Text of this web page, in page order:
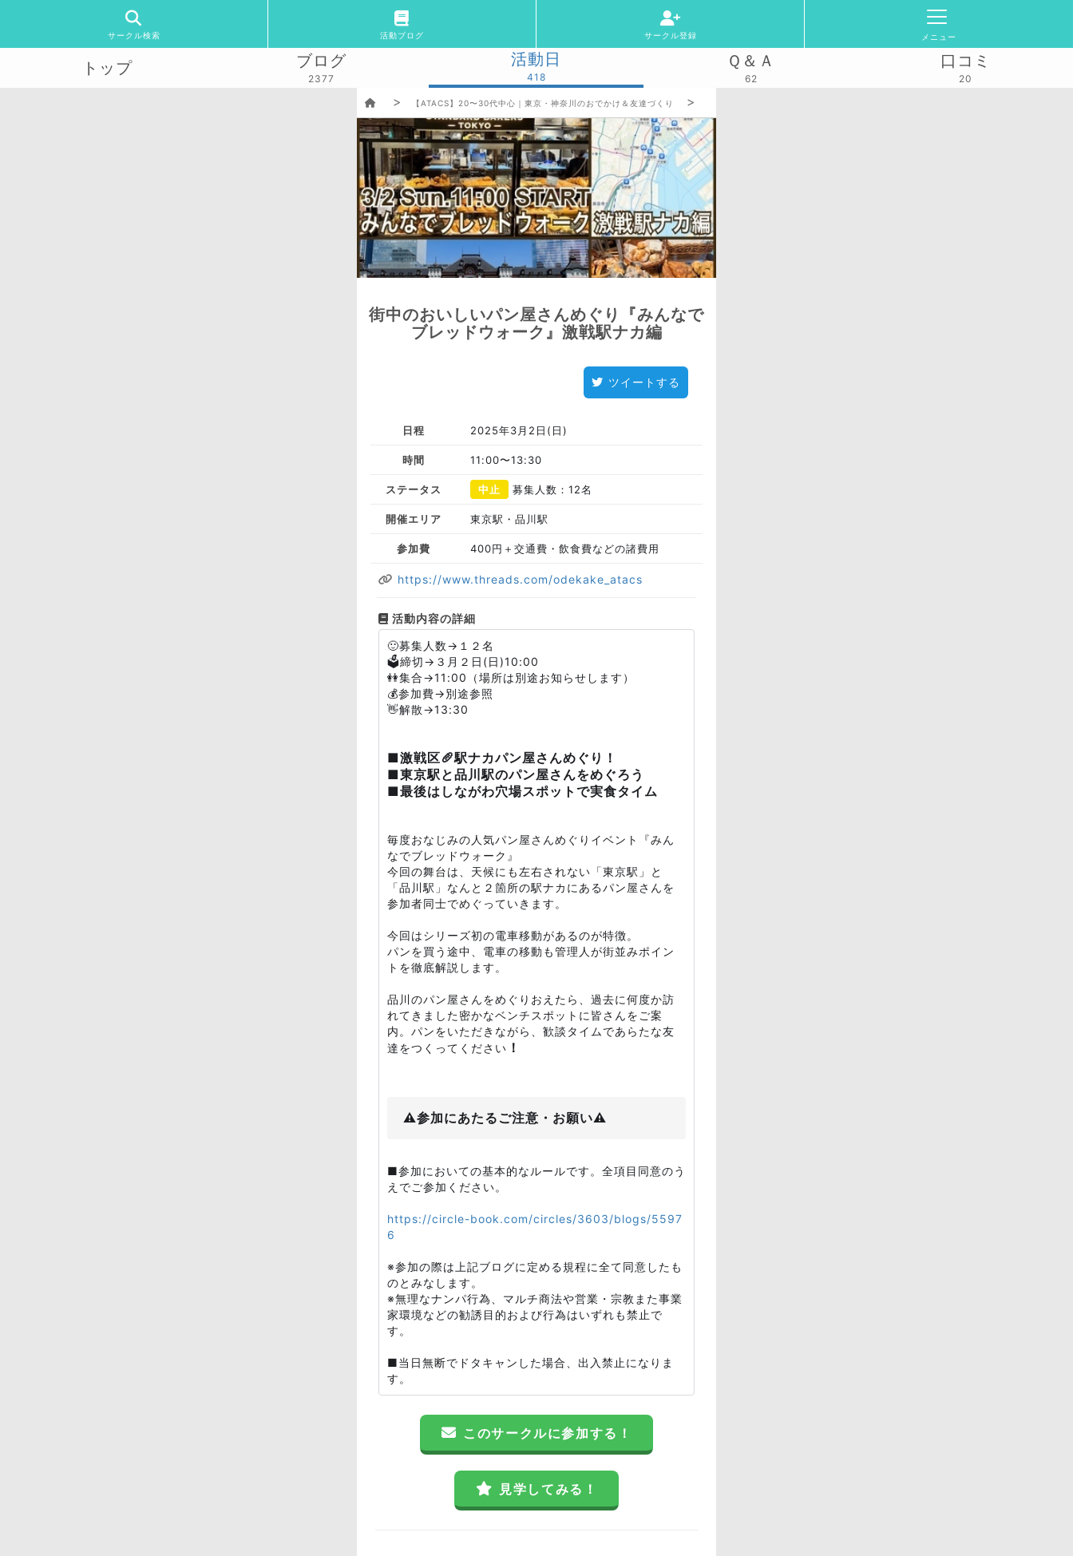
サークル検索 活動ブログ サークル登録 メニュー
トップ ブログ
2377
活動日
418
Ｑ＆Ａ
62
口コミ
20
【ATACS】20〜30代中心｜東京・神奈川のおでかけ＆友達づくり
街中のおいしいパン屋さんめぐり『みんなで
ブレッドウォーク』激戦駅ナカ編
ツイートする
日程 2025年3月2日(日)
時間 11:00〜13:30
ステータス 中止 募集人数：12名
開催エリア 東京駅・品川駅
参加費 400円＋交通費・飲食費などの諸費用
https://www.threads.com/odekake_atacs
活動内容の詳細
🙂募集人数→１２名
🗳️締切→３月２日(日)10:00
👭集合→11:00（場所は別途お知らせします）
💰参加費→別途参照
👋解散→13:30
■激戦区🥖駅ナカパン屋さんめぐり！
■東京駅と品川駅のパン屋さんをめぐろう
■最後はしながわ穴場スポットで実食タイム
毎度おなじみの人気パン屋さんめぐりイベント『みん
なでブレッドウォーク』
今回の舞台は、天候にも左右されない「東京駅」と
「品川駅」なんと２箇所の駅ナカにあるパン屋さんを
参加者同士でめぐっていきます。
今回はシリーズ初の電車移動があるのが特徴。
パンを買う途中、電車の移動も管理人が街並みポイン
トを徹底解説します。
品川のパン屋さんをめぐりおえたら、過去に何度か訪
れてきました密かなベンチスポットに皆さんをご案
内。パンをいただきながら、歓談タイムであらたな友
達をつくってください ！
⚠️参加にあたるご注意・お願い⚠️
■参加においての基本的なルールです。全項目同意のう
えでご参加ください。
https://circle-book.com/circles/3603/blogs/5597
6
※参加の際は上記ブログに定める規程に全て同意したも
のとみなします。
※無理なナンパ行為、マルチ商法や営業・宗教また事業
家環境などの勧誘目的および行為はいずれも禁止で
す。
■当日無断でドタキャンした場合、出入禁止になりま
す。
このサークルに参加する！
見学してみる！